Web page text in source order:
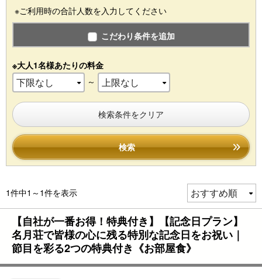
※ご利用時の合計人数を入力してください
こだわり条件を追加
※大人1名様あたりの料金
～
検索条件をクリア
検索
1件中1～1件を表示
【自社が一番お得！特典付き】【記念日プラン】
名月荘で皆様の心に残る特別な記念日をお祝い｜
節目を彩る2つの特典付き《お部屋食》